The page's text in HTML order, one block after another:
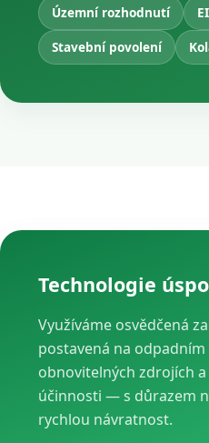
Územní rozhodnutí
Stavební povolení
Technologie
Využíváme osvědčená
postavená na odpadním
obnovitelných zdrojích
účinnosti — s důrazem
rychlou návratnost.